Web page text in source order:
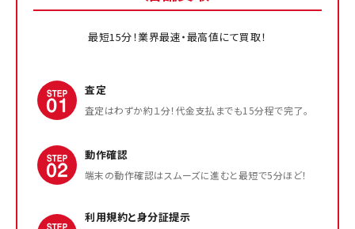
最短15分！業界最速・最高値にて買取！
査定
査定はわずか約１分！代金支払までも15分程で完了。
動作確認
端末の動作確認はスムーズに進むと最短で5分ほど！
利用規約と身分証提示